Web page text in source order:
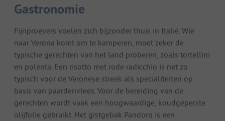
Gastronomie
Fijnproevers voelen zich bijzonder thuis in Italië. Wie
naar Verona komt om te kamperen, moet zeker de
typische gerechten van het land proberen, zoals tortellini
en polenta. Een risotto met rode radicchio is net zo
typisch voor de Veronese streek als specialiteiten op
basis van paardenvlees. Voor de bereiding van de
gerechten wordt vaak een hoogwaardige, koudgeperste
olijfolie gebruikt. Het gistgebak Pandoro is een